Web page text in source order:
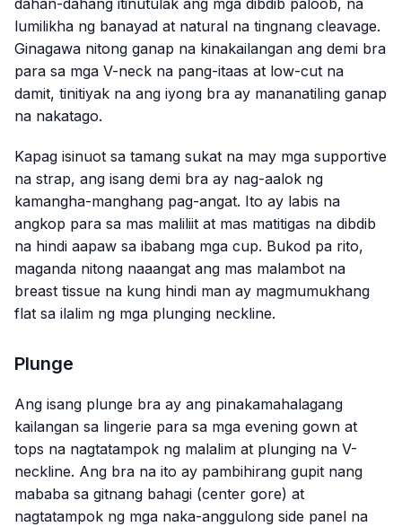
lumilikha ng banayad at natural na tingnang cleavage.
Ginagawa nitong ganap na kinakailangan ang demi bra
para sa mga V-neck na pang-itaas at low-cut na
damit, tinitiyak na ang iyong bra ay mananatiling ganap
na nakatago.
Kapag isinuot sa tamang sukat na may mga supportive
na strap, ang isang demi bra ay nag-aalok ng
kamangha-manghang pag-angat. Ito ay labis na
angkop para sa mas maliliit at mas matitigas na dibdib
na hindi aapaw sa ibabang mga cup. Bukod pa rito,
maganda nitong naaangat ang mas malambot na
breast tissue na kung hindi man ay magmumukhang
flat sa ilalim ng mga plunging neckline.
Plunge
Ang isang plunge bra ay ang pinakamahalagang
kailangan sa lingerie para sa mga evening gown at
tops na nagtatampok ng malalim at plunging na V-
neckline. Ang bra na ito ay pambihirang gupit nang
mababa sa gitnang bahagi (center gore) at
nagtatampok ng mga naka-anggulong side panel na